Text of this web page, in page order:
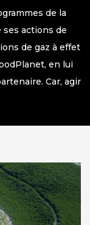
de la
ses actions de
de gaz à effet
en lui
Car, agir